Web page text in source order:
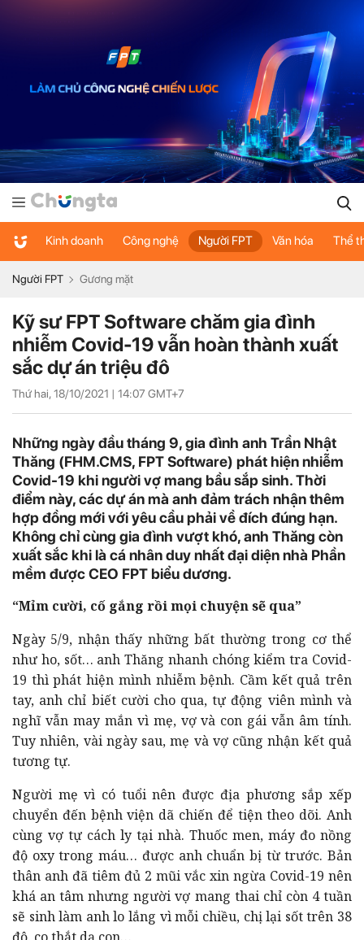
Kinh doanh Công nghệ Người FPT Văn hóa Thể
Người FPT Gương mặt
Kỹ sư FPT Software chăm gia đình
nhiễm Covid-19 vẫn hoàn thành xuất
sắc dự án triệu đô
Thứ hai, 18/10/2021 | 14:07 GMT+7
Những ngày đầu tháng 9, gia đình anh Trần Nhật
Thăng (FHM.CMS, FPT Software) phát hiện nhiễm
Covid-19 khi người vợ mang bầu sắp sinh. Thời
điểm này, các dự án mà anh đảm trách nhận thêm
hợp đồng mới với yêu cầu phải về đích đúng hạn.
Không chỉ cùng gia đình vượt khó, anh Thăng còn
xuất sắc khi là cá nhân duy nhất đại diện nhà Phần
mềm được CEO FPT biểu dương.
“Mỉm cười, cố gắng rồi mọi chuyện sẽ qua”
Ngày 5/9, nhận thấy những bất thường trong cơ thể
như ho, sốt… anh Thăng nhanh chóng kiểm tra Covid-
19 thì phát hiện mình nhiễm bệnh. Cầm kết quả trên
tay, anh chỉ biết cười cho qua, tự động viên mình và
nghĩ vẫn may mắn vì mẹ, vợ và con gái vẫn âm tính.
Tuy nhiên, vài ngày sau, mẹ và vợ cũng nhận kết quả
tương tự.
Người mẹ vì có tuổi nên được địa phương sắp xếp
chuyển đến bệnh viện dã chiến để tiện theo dõi. Anh
cùng vợ tự cách ly tại nhà. Thuốc men, máy đo nồng
độ oxy trong máu… được anh chuẩn bị từ trước. Bản
thân anh đã tiêm đủ 2 mũi vắc xin ngừa Covid-19 nên
khá an tâm nhưng người vợ mang thai chỉ còn 4 tuần
sẽ sinh làm anh lo lắng vì mỗi chiều, chị lại sốt trên 38